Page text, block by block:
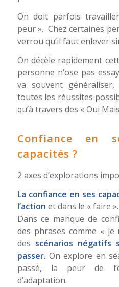
On doit parfois
peur ». Chez certaines
verrou qu’il faut enlever
On décèle rapidement
personne n’ose pas
va souvent
toutes les réussites
qu’à travers des « Oui
Confiance en
capacités ?
2 axes d’explorations
La confiance en ses
l’action et dans le « faire ».
Dans ce manque de
des phrases comme « je
des scénarios
passer. On explore en
passé, la peur de
d’adaptation.